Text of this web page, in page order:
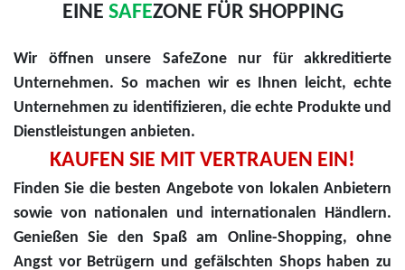
EINE SAFEZONE FÜR SHOPPING
Wir öffnen unsere SafeZone nur für akkreditierte
Unternehmen. So machen wir es Ihnen leicht, echte
Unternehmen zu identifizieren, die echte Produkte und
Dienstleistungen anbieten.
KAUFEN SIE MIT VERTRAUEN EIN!
Finden Sie die besten Angebote von lokalen Anbietern
sowie von nationalen und internationalen Händlern.
Genießen Sie den Spaß am Online-Shopping, ohne
Angst vor Betrügern und gefälschten Shops haben zu